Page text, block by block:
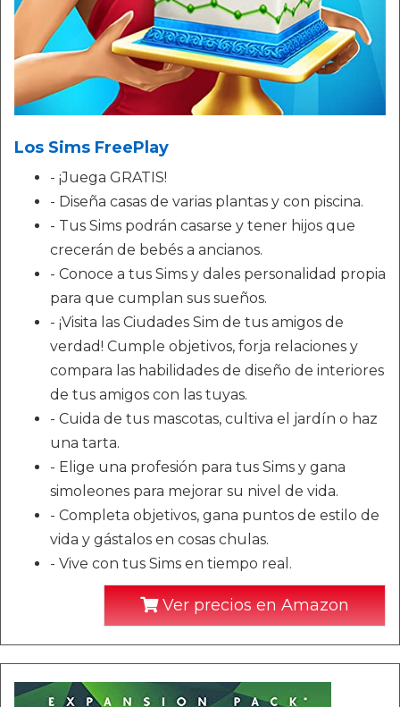
Los Sims FreePlay
- ¡Juega GRATIS!
- Diseña casas de varias plantas y con piscina.
- Tus Sims podrán casarse y tener hijos que
crecerán de bebés a ancianos.
- Conoce a tus Sims y dales personalidad propia
para que cumplan sus sueños.
- ¡Visita las Ciudades Sim de tus amigos de
verdad! Cumple objetivos, forja relaciones y
compara las habilidades de diseño de interiores
de tus amigos con las tuyas.
- Cuida de tus mascotas, cultiva el jardín o haz
una tarta.
- Elige una profesión para tus Sims y gana
simoleones para mejorar su nivel de vida.
- Completa objetivos, gana puntos de estilo de
vida y gástalos en cosas chulas.
- Vive con tus Sims en tiempo real.
Ver precios en Amazon